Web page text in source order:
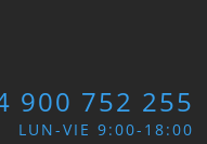
900 752 255
LUN-VIE 9:00-18:00